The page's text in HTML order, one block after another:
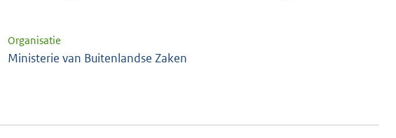
Organisatie
Ministerie van Buitenlandse Zaken